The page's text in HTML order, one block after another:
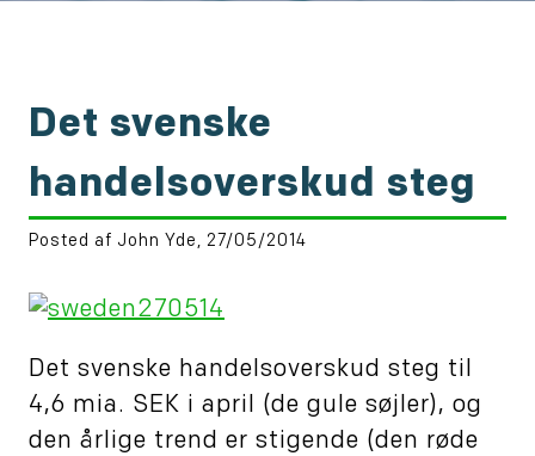
Det svenske
handelsoverskud steg
Posted af John Yde, 27/05/2014
Det svenske handelsoverskud steg til
4,6 mia. SEK i april (de gule søjler), og
den årlige trend er stigende (den røde